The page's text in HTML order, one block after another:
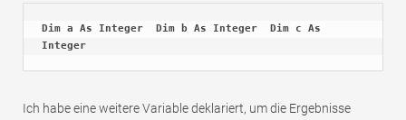
Dim a As Integer  Dim b As Integer  Dim c As
Integer
Ich habe eine weitere Variable deklariert, um die Ergebnisse